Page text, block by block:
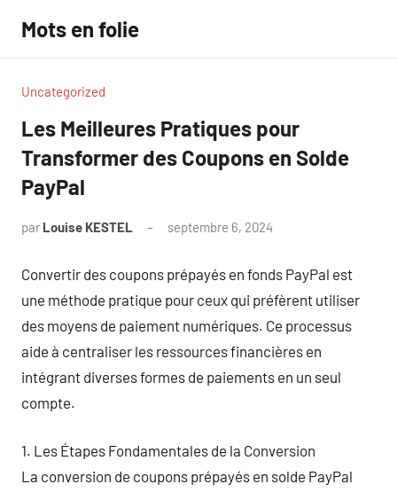
contenu
Mots en folie
Uncategorized
Les Meilleures Pratiques pour
Transformer des Coupons en Solde
PayPal
par Louise KESTEL septembre 6, 2024
Convertir des coupons prépayés en fonds PayPal est
une méthode pratique pour ceux qui préfèrent utiliser
des moyens de paiement numériques. Ce processus
aide à centraliser les ressources financières en
intégrant diverses formes de paiements en un seul
compte.
1. Les Étapes Fondamentales de la Conversion
La conversion de coupons prépayés en solde PayPal